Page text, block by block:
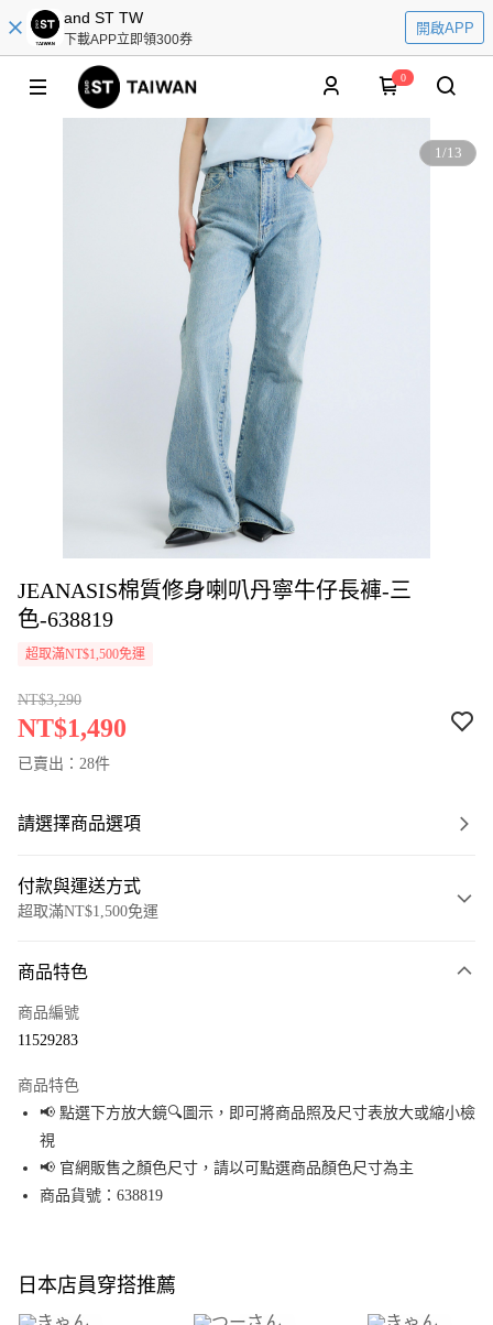
and ST TW
下載APP立即領300券
開啟APP
0
1/13
JEANASIS棉質修身喇叭丹寧牛仔長褲-三
色-638819
超取滿NT$1,500免運
NT$3,290
NT$1,490
已賣出：28件
請選擇商品選項
付款與運送方式
超取滿NT$1,500免運
信用卡一次付款
Apple Pay
街口支付
悠遊付
全盈+PAY
大哥付你分期
商品特色
商品編號
11529283
商品特色
📢 點選下方放大鏡🔍圖示，即可將商品照及尺寸表放大或縮小檢
視
📢 官網販售之顏色尺寸，請以可點選商品顏色尺寸為主
商品貨號：638819
日本店員穿搭推薦